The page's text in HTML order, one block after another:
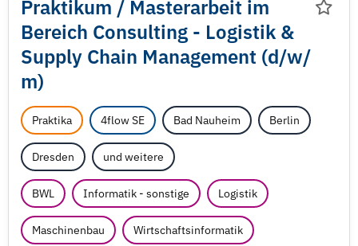
Praktikum / Masterarbeit im
Bereich Consulting - Logistik &
Supply Chain Management (d/w/
m)
Praktika 4flow SE Bad Nauheim Berlin
Dresden und weitere
BWL Informatik - sonstige Logistik
Maschinenbau Wirtschaftsinformatik